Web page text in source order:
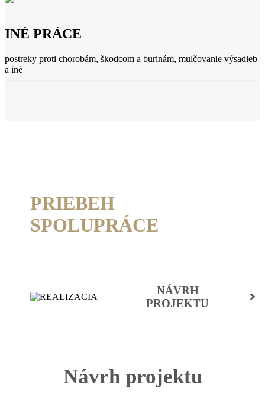
INÉ PRÁCE
postreky proti chorobám, škodcom a burinám, mulčovanie výsadieb
a iné
PRIEBEH
SPOLUPRÁCE
NÁVRH
PROJEKTU
Návrh projektu